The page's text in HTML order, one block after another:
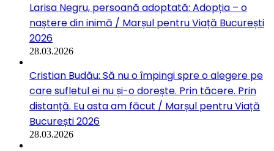
Larisa Negru, persoană adoptată: Adopția – o
naștere din inimă / Marșul pentru Viață București
2026
28.03.2026
Cristian Budău: Să nu o împingi spre o alegere pe
care sufletul ei nu și-o dorește. Prin tăcere. Prin
distanță. Eu asta am făcut / Marșul pentru Viață
București 2026
28.03.2026